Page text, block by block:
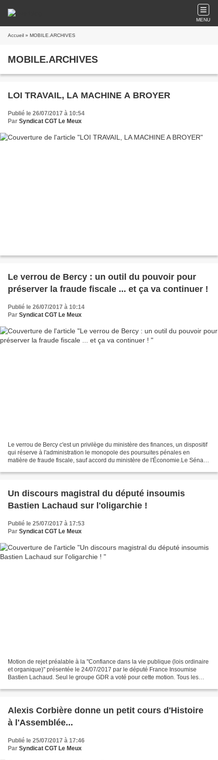
MENU
Accueil » MOBILE.ARCHIVES
MOBILE.ARCHIVES
LOI TRAVAIL, LA MACHINE A BROYER
Publié le 26/07/2017 à 10:54
Par Syndicat CGT Le Meux
Le verrou de Bercy : un outil du pouvoir pour
préserver la fraude fiscale ... et ça va continuer !
Publié le 26/07/2017 à 10:14
Par Syndicat CGT Le Meux
Le verrou de Bercy c'est un privilège du ministère des finances, un dispositif
qui réserve à l'administration le monopole des poursuites pénales en
matière de fraude fiscale, sauf accord du ministère de l'Économie.Le Sénat,
Un discours magistral du député insoumis
Bastien Lachaud sur l'oligarchie !
Publié le 25/07/2017 à 17:53
Par Syndicat CGT Le Meux
Motion de rejet préalable à la "Confiance dans la vie publique (lois ordinaire
et organique)" présentée le 24/07/2017 par le député France Insoumise
Bastien Lachaud. Seul le groupe GDR a voté pour cette motion. Tous les
Alexis Corbière donne un petit cours d'Histoire
à l'Assemblée...
Publié le 25/07/2017 à 17:46
Par Syndicat CGT Le Meux